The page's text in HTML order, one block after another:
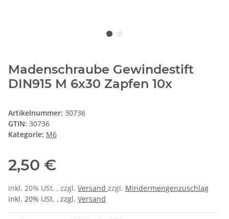
Madenschraube Gewindestift
DIN915 M 6x30 Zapfen 10x
Artikelnummer: 30736
GTIN: 30736
Kategorie: M6
2,50 €
inkl. 20% USt. , zzgl. Versand zzgl. Mindermengenzuschlag
inkl. 20% USt. , zzgl. Versand